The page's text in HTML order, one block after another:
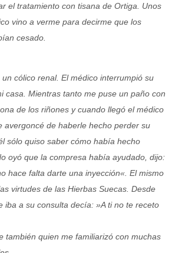
el tratamiento con tisana de Ortiga. Unos
vino a verme para decirme que los
cesado.
cólico renal. El médico interrumpió su
casa. Mientras tanto me puse un paño con
de los riñones y cuando llegó el médico
avergoncé de haberle hecho perder su
sólo quiso saber cómo había hecho
oyó que la compresa había ayudado, dijo:
hace falta darte una inyección«. El mismo
virtudes de las Hierbas Suecas. Desde
iba a su consulta decía: »A ti no te receto
también quien me familiarizó con muchas